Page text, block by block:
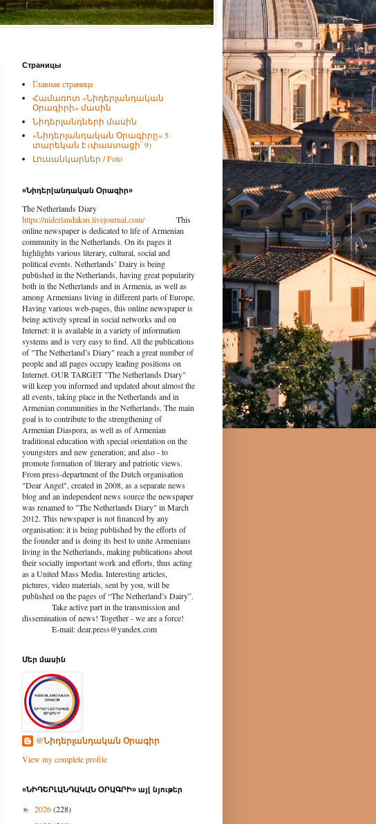
Страницы
Главная страница
Համառոտ «Նիդերլանդական
Օրագիրի» մասին
Նիդերլանդների մասին
«Նիդերլանդական Օրագիրը» 5
տարեկան է (փաստացի՝ 9)
Լուսանկարներ / Foto
«Նիդերլանդական Օրագիր»
The Netherlands Diary
https://niderlandakan.livejournal.com/This
online newspaper is dedicated to life of Armenian
community in the Netherlands. On its pages it
highlights various literary, cultural, social and
political events. Netherlands’ Dairy is being
published in the Netherlands, having great popularity
both in the Netherlands and in Armenia, as well as
among Armenians living in different parts of Europe.
Having various web-pages, this online newspaper is
being actively spread in social networks and on
Internet: it is available in a variety of information
systems and is very easy to find. All the publications
of "The Netherland’s Diary" reach a great number of
people and all pages occupy leading positions on
Internet. OUR TARGET "The Netherlands Diary"
will keep you informed and updated about almost the
all events, taking place in the Netherlands and in
Armenian communities in the Netherlands. The main
goal is to contribute to the strengthening of
Armenian Diaspora, as well as of Armenian
traditional education with special orientation on the
youngsters and new generation; and also - to
promote formation of literary and patriotic views.
From press-department of the Dutch organisation
"Dear Angel", created in 2008, as a separate news
blog and an independent news source the newspaper
was renamed to "The Netherlands Diary" in March
2012. This newspaper is not financed by any
organisation: it is being published by the efforts of
the founder and is doing its best to unite Armenians
living in the Netherlands, making publications about
their socially important work and efforts, thus acting
as a United Mass Media. Interesting articles,
pictures, video materials, sent by you, will be
published on the pages of “The Netherland’s Dairy”.
Take active part in the transmission and
dissemination of news! Together - we are a force!
E-mail: dear.press@yandex.com
Մեր մասին
@Նիդերլանդական Օրագիր
View my complete profile
«ՆԻԴԵՐԼԱՆԴԱԿԱՆ ՕՐԱԳՐԻ» այլ նյութեր
► 2026(228)